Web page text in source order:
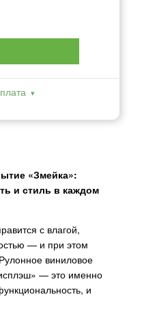
«Змейка»:
и стиль в каждом
с влагой,
— и при этом
виниловое
— это именно
и